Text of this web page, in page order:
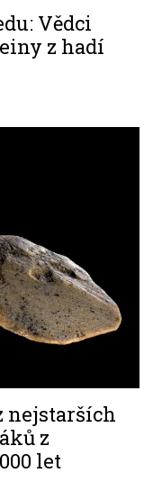
Vědci
z hadí
nejstarších
z
let